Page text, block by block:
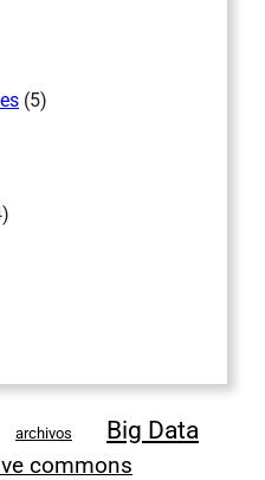
(5)
archivos Big Data
commons